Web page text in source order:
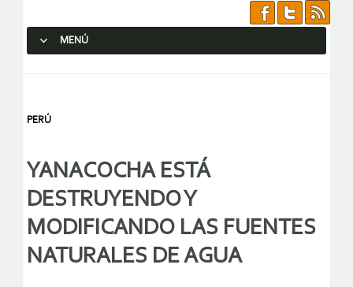
MENÚ
PERÚ
YANACOCHA ESTÁ
DESTRUYENDO Y
MODIFICANDO LAS FUENTES
NATURALES DE AGUA